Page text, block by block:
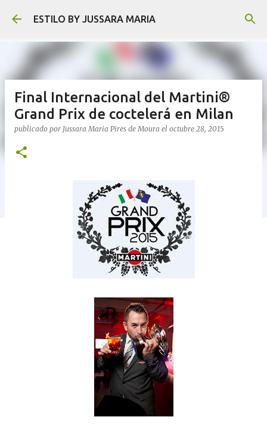
Ir al contenido principal
ESTILO BY JUSSARA MARIA
Final Internacional del Martini®
Grand Prix de coctelerá en Milan
publicado por Jussara Maria Pires de Moura el octubre 28, 2015